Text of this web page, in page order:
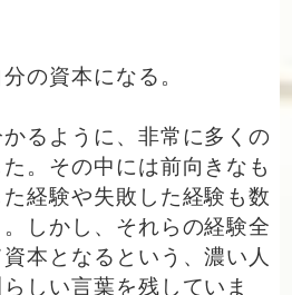
の資本になる。
るように、非常に多くの
。その中には前向きなも
経験や失敗した経験も数
しかし、それらの経験全
本となるという、濃い人
しい言葉を残していま